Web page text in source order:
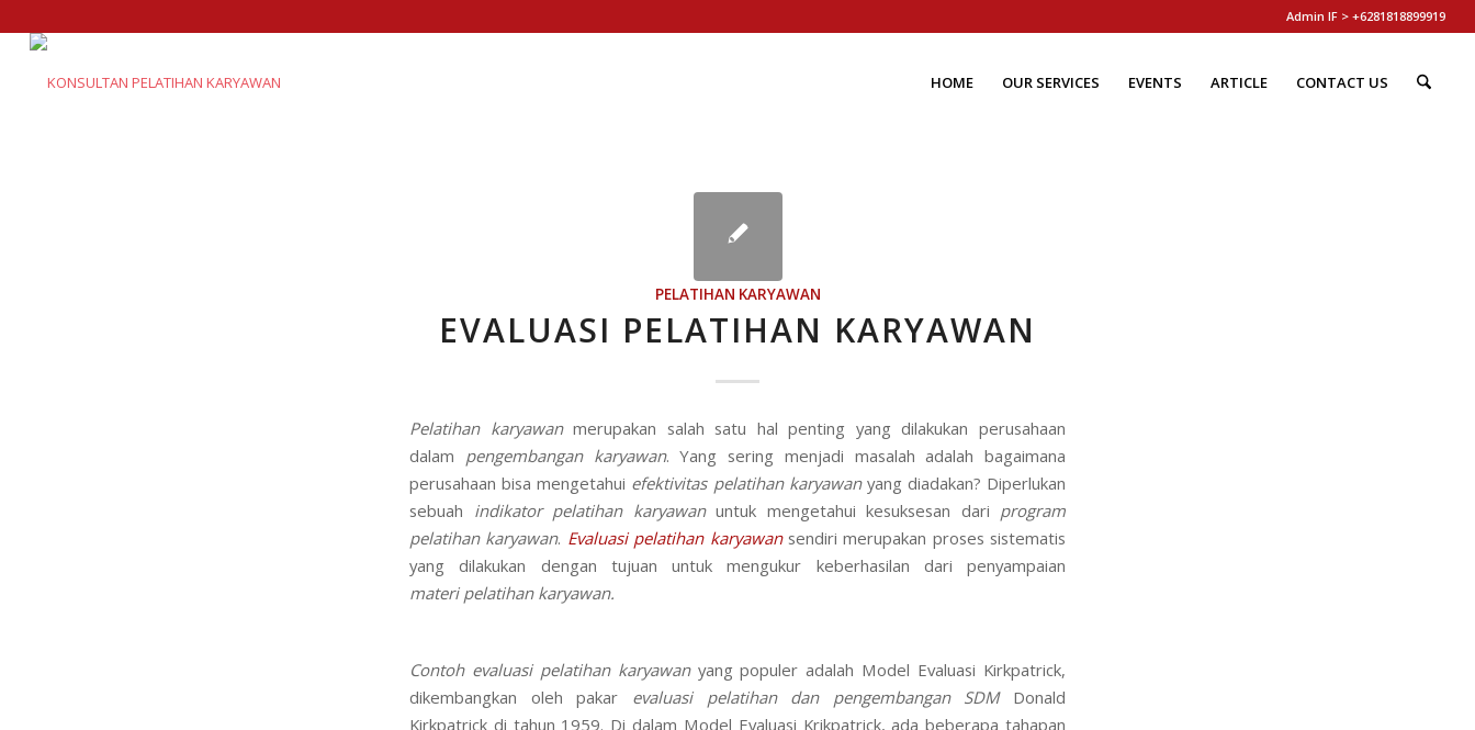
Admin IF > +6281818899919
HOME OUR SERVICES EVENTS ARTICLE CONTACT US
PELATIHAN KARYAWAN
EVALUASI PELATIHAN KARYAWAN
Pelatihan karyawanmerupakan salah satu hal penting yang dilakukan perusahaan
dalam pengembangan karyawan. Yang sering menjadi masalah adalah bagaimana
perusahaan bisa mengetahui efektivitaspelatihankaryawanyang diadakan? Diperlukan
sebuah indikator pelatihan karyawanuntuk mengetahui kesuksesan dari program
pelatihan karyawan. Evaluasipelatihan karyawansendiri merupakan proses sistematis
yang dilakukan dengan tujuan untuk mengukur keberhasilan dari penyampaian
materipelatihan karyawan.
Contoh evaluasi pelatihan karyawanyang populer adalah Model Evaluasi Kirkpatrick,
dikembangkan oleh pakar evaluasi pelatihan dan pengembangan SDMDonald
Kirkpatrick di tahun 1959. Di dalam Model Evaluasi Krikpatrick, ada beberapa tahapan